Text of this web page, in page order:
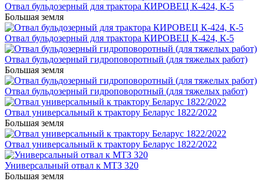
Отвал бульдозерный для трактора КИРОВЕЦ К-424, К-5
Большая земля
Отвал бульдозерный для трактора КИРОВЕЦ К-424, К-5
Отвал бульдозерный гидроповоротный (для тяжелых работ)
Большая земля
Отвал бульдозерный гидроповоротный (для тяжелых работ)
Отвал универсальный к трактору Беларус 1822/2022
Большая земля
Отвал универсальный к трактору Беларус 1822/2022
Универсальный отвал к МТЗ 320
Большая земля